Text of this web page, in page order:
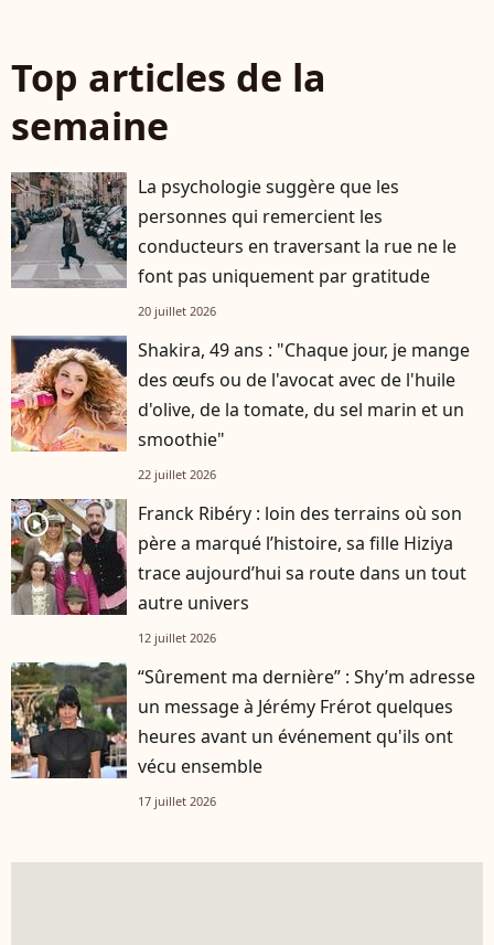
Top articles de la
semaine
La psychologie suggère que les
personnes qui remercient les
conducteurs en traversant la rue ne le
font pas uniquement par gratitude
20 juillet 2026
Shakira, 49 ans : "Chaque jour, je mange
des œufs ou de l'avocat avec de l'huile
d'olive, de la tomate, du sel marin et un
smoothie"
22 juillet 2026
player2
Franck Ribéry : loin des terrains où son
père a marqué l’histoire, sa fille Hiziya
trace aujourd’hui sa route dans un tout
autre univers
12 juillet 2026
“Sûrement ma dernière” : Shy’m adresse
un message à Jérémy Frérot quelques
heures avant un événement qu'ils ont
vécu ensemble
17 juillet 2026